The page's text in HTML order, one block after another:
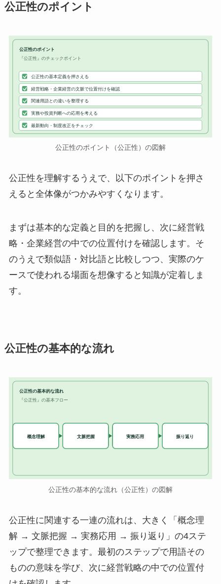
公正性のポイント
公正性のポイント
『公正性』のチェックポイント
公正性の基本定義を押さえる
経営戦略・企業経営の文脈で位置付けを確認
関連用語との違いを整理する
実務や投資判断への応用を考える
最新動向・制度改正をチェック
公正性のポイント（公正性）の図解
公正性を理解するうえで、以下のポイントを押さ
えると全体像がつかみやすくなります。
まずは基本的な定義と目的を把握し、次に経営戦
略・企業経営の中での位置付けを確認します。そ
のうえで類似語・対比語と比較しつつ、実際のケ
ースで使われる場面を想像すると知識が定着しま
す。
公正性の基本的な流れ
公正性の基本的な流れ
『公正性』の基本フロー
概念理解 文脈把握 実務応用 振り返り
公正性の基本的な流れ（公正性）の図解
公正性に関連する一連の流れは、大きく「概念理
解 → 文脈把握 → 実務応用 → 振り返り」の4ステ
ップで整理できます。最初のステップで用語その
ものの意味を学び、次に経営戦略の中での位置付